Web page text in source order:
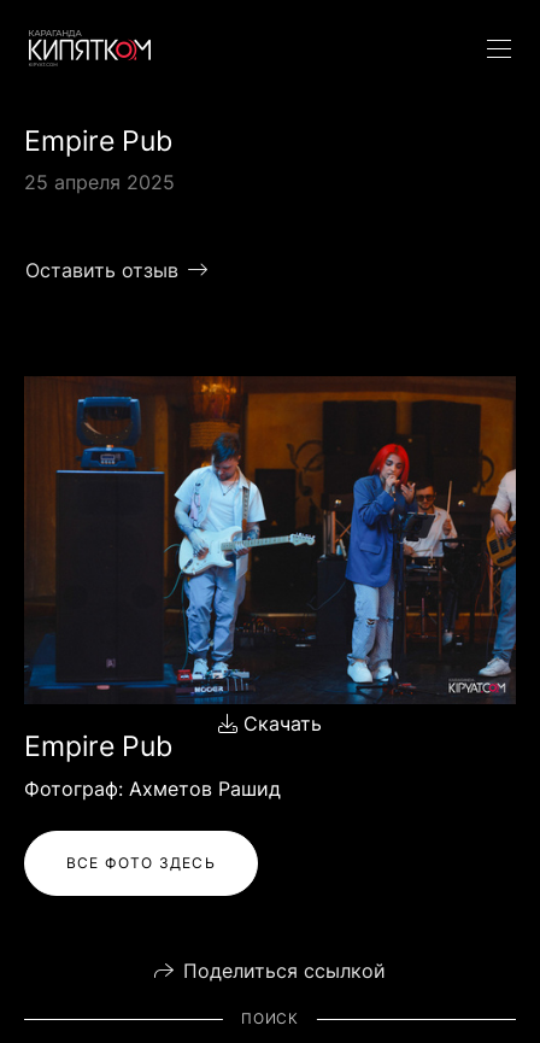
Empire Pub
25 апреля 2025
Оставить отзыв
Скачать
Empire Pub
Фотограф: Ахметов Рашид
ВСЕ ФОТО ЗДЕСЬ
Поделиться ссылкой
ПОИСК